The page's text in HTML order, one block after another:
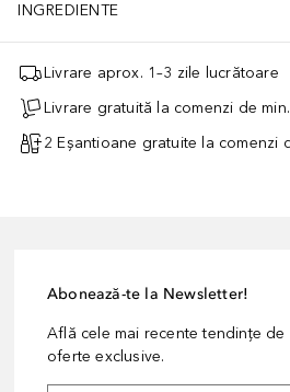
INGREDIENTE
Livrare aprox. 1–3 zile lucrătoare
Livrare gratuită la comenzi de
2 Eșantioane gratuite la comenzi
Abonează-te la Newsletter!
Află cele mai recente tendințe
oferte exclusive.